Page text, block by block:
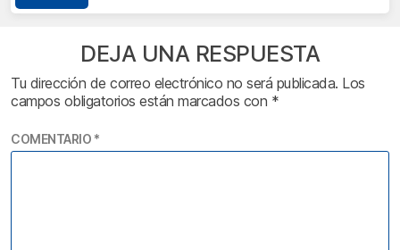
DEJA UNA RESPUESTA
Tu dirección de correo electrónico no será publicada. Los
campos obligatorios están marcados con *
COMENTARIO *